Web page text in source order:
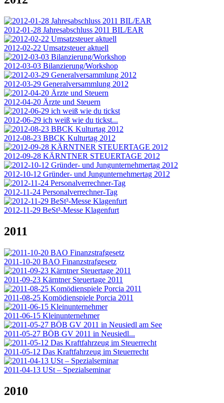
2012-01-28 Jahresabschluss 2011 BIL/EAR
2012-02-22 Umsatzsteuer aktuell
2012-03-03 Bilanzierung/Workshop
2012-03-29 Generalversammlung 2012
2012-04-20 Ärzte und Steuern
2012-06-29 ich weiß wie du tickst...
2012-08-23 BBCK Kulturtag 2012
2012-09-28 KÄRNTNER STEUERTAGE 2012
2012-10-12 Gründer- und Jungunternehmertag 2012
2012-11-24 Personalverrechner-Tag
2012-11-29 BeSt³-Messe Klagenfurt
2011
2011-10-20 BAO Finanzstrafgesetz
2011-09-23 Kärntner Steuertage 2011
2011-08-25 Komödienspiele Porcia 2011
2011-06-15 Kleinunternehmer
2011-05-27 BÖB GV 2011 in Neusiedl...
2011-05-12 Das Kraftfahrzeug im Steuerrecht
2011-04-13 USt – Spezialseminar
2010